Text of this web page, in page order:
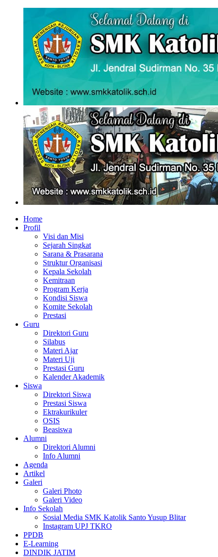
Home
Profil
Visi dan Misi
Sejarah Singkat
Sarana & Prasarana
Struktur Organisasi
Kepala Sekolah
Kemitraan
Program Kerja
Kondisi Siswa
Komite Sekolah
Prestasi
Guru
Direktori Guru
Silabus
Materi Ajar
Materi Uji
Prestasi Guru
Kalender Akademik
Siswa
Direktori Siswa
Prestasi Siswa
Ektrakurikuler
OSIS
Beasiswa
Alumni
Direktori Alumni
Info Alumni
Agenda
Artikel
Galeri
Galeri Photo
Galeri Video
Info Sekolah
Sosial Media SMK Katolik Santo Yusup Blitar
Instagram UPJ TKRO
PPDB
E-Learning
DINDIK JATIM